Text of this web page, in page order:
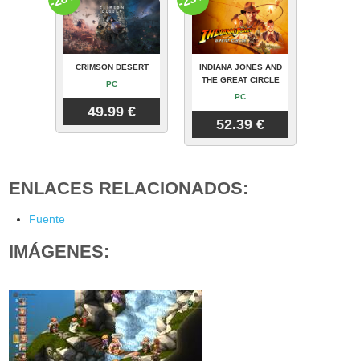
CRIMSON DESERT
PC
49.99 €
INDIANA JONES AND
THE GREAT CIRCLE
PC
52.39 €
ENLACES RELACIONADOS:
Fuente
IMÁGENES: